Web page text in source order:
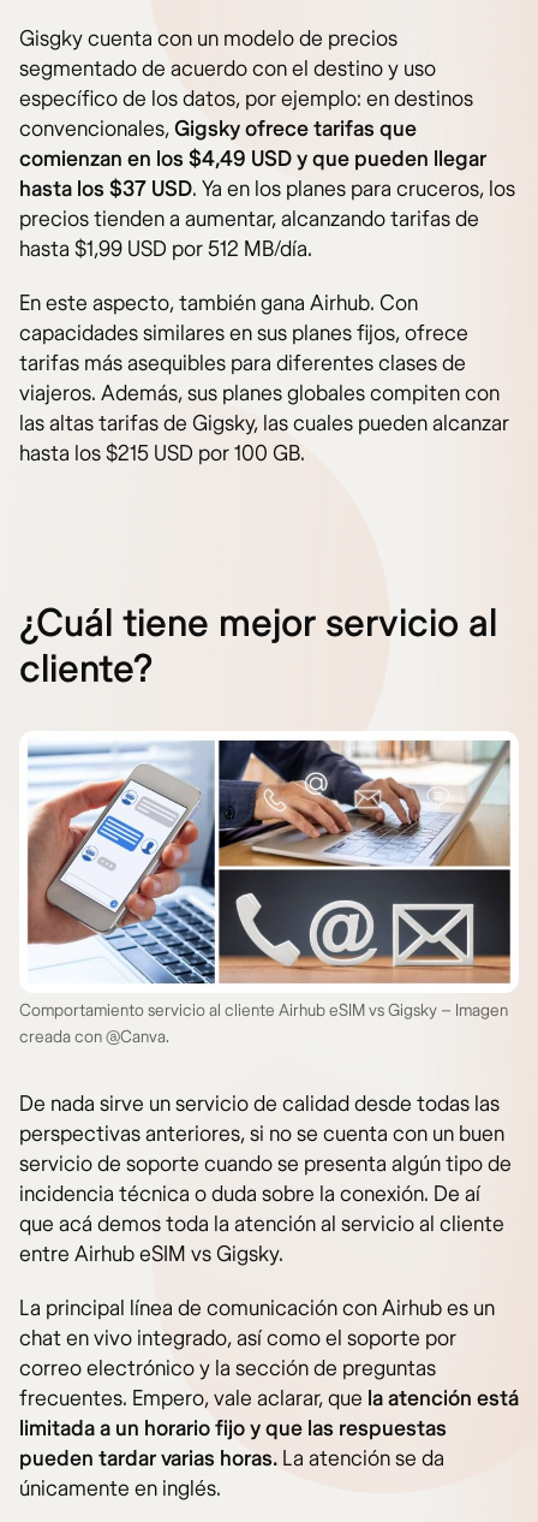
Gisgky cuenta con un modelo de precios
segmentado de acuerdo con el destino y uso
específico de los datos, por ejemplo: en destinos
convencionales,Gigsky ofrece tarifas que
comienzan en los $4,49 USD y que pueden llegar
hasta los $37 USD. Ya en los planes para cruceros, los
precios tienden a aumentar, alcanzando tarifas de
hasta $1,99 USD por 512 MB/día.
En este aspecto, también gana Airhub. Con
capacidades similares en sus planes fijos, ofrece
tarifas más asequibles para diferentes clases de
viajeros. Además, sus planes globales compiten con
las altas tarifas de Gigsky, las cuales pueden alcanzar
hasta los $215 USD por 100 GB.
¿Cuál tiene mejor servicio al
cliente?
Comportamiento servicio al cliente Airhub eSIM vs Gigsky – Imagen
creada con @Canva.
De nada sirve un servicio de calidad desde todas las
perspectivas anteriores, si no se cuenta con un buen
servicio de soporte cuando se presenta algún tipo de
incidencia técnica o duda sobre la conexión. De aí
que acá demos toda la atención al servicio al cliente
entre Airhub eSIM vs Gigsky.
La principal línea de comunicación con Airhub es un
chat en vivo integrado, así como el soporte por
correo electrónico y la sección de preguntas
frecuentes. Empero, vale aclarar, que la atención está
limitada a un horario fijo y que las respuestas
pueden tardar varias horas. La atención se da
únicamente en inglés.